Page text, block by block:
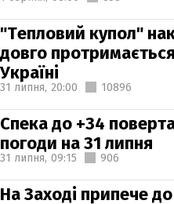
"Тепловий купол"
довго
Україні
31 липня, 20:00 10896
Спека до +34
погоди на 31 липня
31 липня, 09:15 906
На Заході припече